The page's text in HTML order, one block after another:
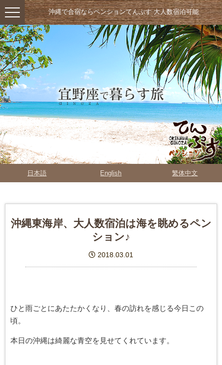
沖縄で合宿ならペンションてんぷす 大人数宿泊可能
日本語 English 繁体中文
沖縄東海岸、大人数宿泊は海を眺めるペン
ション♪
2018.03.01
ひと雨ごとにあたたかくなり、春の訪れを感じる今日この
頃。
本日の沖縄は綺麗な青空を見せてくれています。